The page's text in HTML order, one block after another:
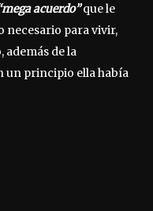
acuerdo”que le
necesario para vivir,
además de la
un principio ella había